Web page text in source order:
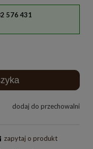
576 431
dodaj do przechowalni
zapytaj o produkt